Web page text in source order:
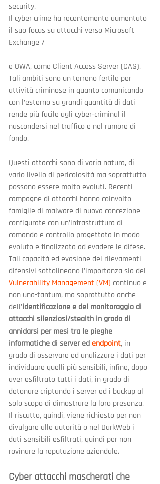
security.
Il cyber crime ha recentemente aumentato
il suo focus su attacchi verso Microsoft
Exchange 7
e OWA, come Client Access Server (CAS).
Tali ambiti sono un terreno fertile per
attività criminose in quanto comunicando
con l’esterno su grandi quantità di dati
rende più facile agli cyber-criminal il
nascondersi nel traffico e nel rumore di
fondo.
Questi attacchi sono di varia natura, di
vario livello di pericolosità ma soprattutto
possono essere molto evoluti. Recenti
campagne di attacchi hanno coinvolto
famiglie di malware di nuova concezione
configurate con un’infrastruttura di
comando e controllo progettata in modo
evoluto e finalizzata ad evadere le difese.
Tali capacità ed evasione dei rilevamenti
difensivi sottolineano l’importanza sia del
Vulnerability Management (VM) continuo e
non una-tantum, ma soprattutto anche
dell’identificazione e del monitoraggio di
attacchi silenziosi/stealth in grado di
annidarsi per mesi tra le pieghe
informatiche di server ed endpoint, in
grado di osservare ed analizzare i dati per
individuare quelli più sensibili, infine, dopo
aver esfiltrato tutti i dati, in grado di
detonare criptando i server ed i backup al
solo scopo di dimostrare la loro presenza.
Il riscatto, quindi, viene richiesto per non
divulgare alle autorità o nel DarkWeb i
dati sensibili esfiltrati, quindi per non
rovinare la reputazione aziendale.
Cyber attacchi mascherati che